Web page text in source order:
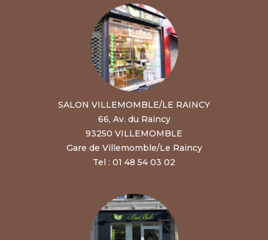
SALON VILLEMOMBLE/LE RAINCY
66, Av. du Raincy
93250 VILLEMOMBLE
Gare de Villemomble/Le Raincy
Tel : 01 48 54 03 02